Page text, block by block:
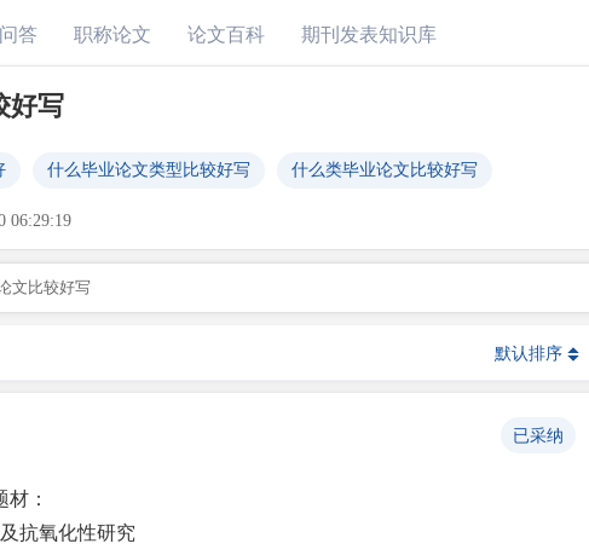
答 职称论文 论文百科 期刊发表知识库
好写
什么毕业论文类型比较好写 什么类毕业论文比较好写
06:29:19
文比较好写
默认排序
已采纳
：
抗氧化性研究